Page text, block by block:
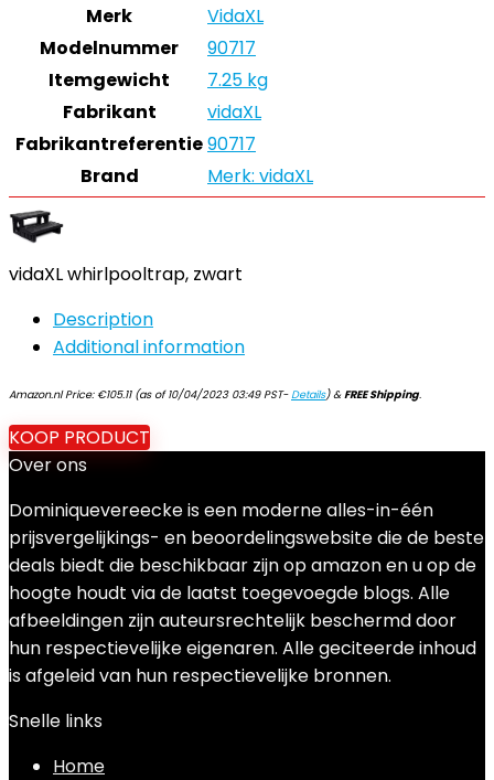
Merk
‎VidaXL
Modelnummer
‎90717
Itemgewicht
‎7.25 kg
Fabrikant
‎vidaXL
Fabrikantreferentie‎90717
Brand
Merk: vidaXL
vidaXL whirlpooltrap, zwart
Description
Additional information
Amazon.nl Price: €105.11(as of 10/04/2023 03:49 PST-Details)&FREE Shipping.
KOOP PRODUCT
Over ons
Dominiquevereecke is een moderne alles-in-één
prijsvergelijkings- en beoordelingswebsite die de beste
deals biedt die beschikbaar zijn op amazon en u op de
hoogte houdt via de laatst toegevoegde blogs. Alle
afbeeldingen zijn auteursrechtelijk beschermd door
hun respectievelijke eigenaren. Alle geciteerde inhoud
is afgeleid van hun respectievelijke bronnen.
Snelle links
Home